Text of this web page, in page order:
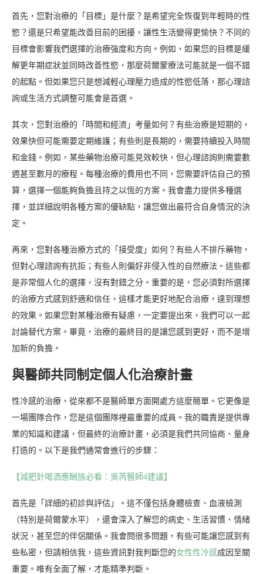
首先，您對治療的「目標」是什麼？是希望完全恢復到年輕時的性
慾？還是只希望能改善目前的困擾，讓性生活變得更愉快？不同的
目標會影響我們選擇的治療強度和方向。例如，如果您的目標是緩
解更年期症狀並同時改善性慾，那麼荷爾蒙療法可能就是一個不錯
的起點。但如果您只是想減輕心理壓力造成的性慾低落，那心理諮
詢或生活方式調整可能會是首選。
其次，您對治療的「時間和經濟」考量如何？有些治療是短期的，
效果快但可能需要定期維護；有些則是長期的，需要持續投入時間
和金錢。例如，某些藥物治療可能見效較快，但心理諮詢則需要數
週甚至數月的療程。每種治療的費用也不同，您需要評估自己的預
算，選擇一個能夠負擔且持之以恆的方案。我會盡力提供多種選
擇，並詳細說明各種方案的優缺點，讓您做出最符合自身情況的決
定。
再來，您對各種治療方式的「接受度」如何？有些人不排斥藥物，
但對心理諮詢有抗拒；有些人則偏好非侵入性的自然療法。這些都
是非常個人化的選擇，沒有對錯之分。重要的是，您必須對所選擇
的治療方式感到舒適和信任，這樣才能更好地配合治療，達到理想
的效果。如果您對某種治療有疑慮，一定要提出來，我們可以一起
討論替代方案。畢竟，治療的最終目的是讓您感到更好，而不是增
加新的負擔。
與醫師共同制定個人化治療計畫
性冷感的治療，從來都不是醫師單方面開處方這麼簡單。它更像是
一場團隊合作，您是這個團隊裡最重要的成員。我的職責是提供專
業的知識和建議，但最終的治療計畫，必須是我們共同協商、量身
打造的。以下是我們通常會進行的步驟：
【減肥針喝酒應酬族必看：吳芮醫師4建議】
首先是「詳細的初診與評估」。這不僅包括身體檢查、血液檢測
（特別是荷爾蒙水平），還會深入了解您的病史、生活習慣、情緒
狀況，甚至您的伴侶關係。我會問很多問題，有些可能讓您感到有
些私密，但請相信我，這些資訊對我判斷您的女性性冷感成因至關
重要。唯有全面了解，才能精準判斷。